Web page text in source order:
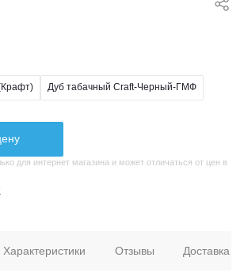
Дуб табачный Craft-Черный-ГМФ
для интернет магазина и может отличаться от цен в
Характеристики Отзывы Доставка